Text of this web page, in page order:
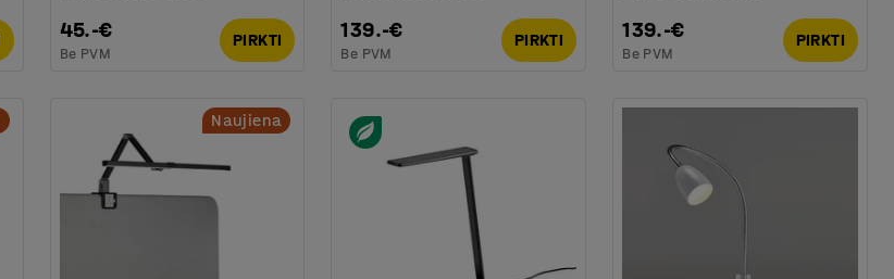
45.-€
Be PVM
PIRKTI 139.-€
Be PVM
PIRKTI 139.-€
Be PVM
PIRKTI
Naujiena